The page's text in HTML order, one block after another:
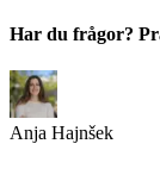
Har du frågor?
Anja Hajnšek